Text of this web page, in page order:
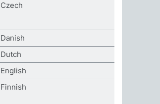
Czech
Danish
Dutch
English
Finnish